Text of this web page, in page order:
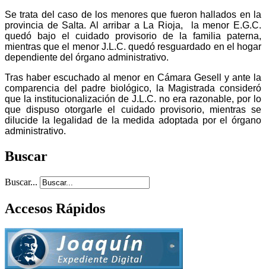
Se trata del caso de los menores que fueron hallados en la
provincia de Salta. Al arribar a La Rioja, la menor E.G.C.
quedó bajo el cuidado provisorio de la familia paterna,
mientras que el menor J.L.C. quedó resguardado en el hogar
dependiente del órgano administrativo.
Tras haber escuchado al menor en Cámara Gesell y ante la
comparencia del padre biológico, la Magistrada consideró
que la institucionalización de J.L.C. no era razonable, por lo
que dispuso otorgarle el cuidado provisorio, mientras se
dilucide la legalidad de la medida adoptada por el órgano
administrativo.
Buscar
Buscar...
Accesos Rápidos